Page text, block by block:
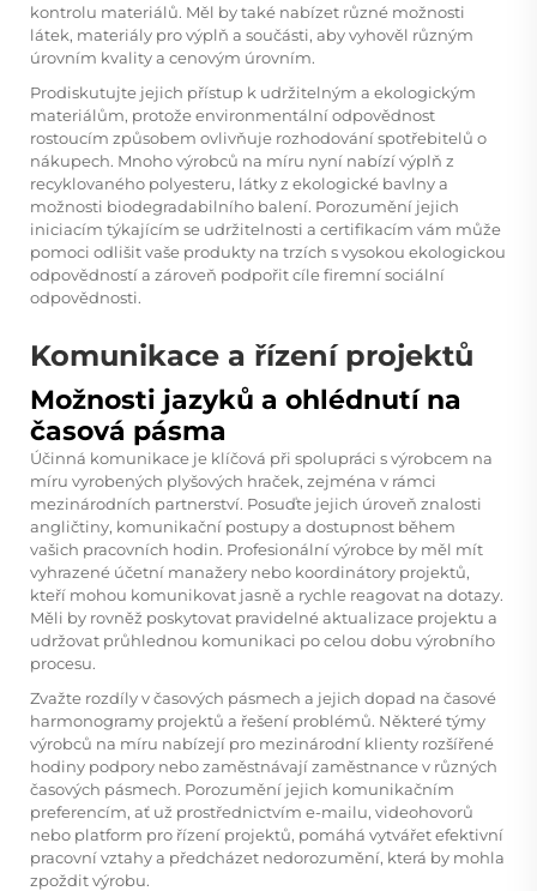
kontrolu materiálů. Měl by také nabízet různé možnosti
látek, materiály pro výplň a součásti, aby vyhověl různým
úrovním kvality a cenovým úrovním.
Prodiskutujte jejich přístup k udržitelným a ekologickým
materiálům, protože environmentální odpovědnost
rostoucím způsobem ovlivňuje rozhodování spotřebitelů o
nákupech. Mnoho výrobců na míru nyní nabízí výplň z
recyklovaného polyesteru, látky z ekologické bavlny a
možnosti biodegradabilního balení. Porozumění jejich
iniciacím týkajícím se udržitelnosti a certifikacím vám může
pomoci odlišit vaše produkty na trzích s vysokou ekologickou
odpovědností a zároveň podpořit cíle firemní sociální
odpovědnosti.
Komunikace a řízení projektů
Možnosti jazyků a ohlédnutí na
časová pásma
Účinná komunikace je klíčová při spolupráci s výrobcem na
míru vyrobených plyšových hraček, zejména v rámci
mezinárodních partnerství. Posuďte jejich úroveň znalosti
angličtiny, komunikační postupy a dostupnost během
vašich pracovních hodin. Profesionální výrobce by měl mít
vyhrazené účetní manažery nebo koordinátory projektů,
kteří mohou komunikovat jasně a rychle reagovat na dotazy.
Měli by rovněž poskytovat pravidelné aktualizace projektu a
udržovat průhlednou komunikaci po celou dobu výrobního
procesu.
Zvažte rozdíly v časových pásmech a jejich dopad na časové
harmonogramy projektů a řešení problémů. Některé týmy
výrobců na míru nabízejí pro mezinárodní klienty rozšířené
hodiny podpory nebo zaměstnávají zaměstnance v různých
časových pásmech. Porozumění jejich komunikačním
preferencím, ať už prostřednictvím e-mailu, videohovorů
nebo platform pro řízení projektů, pomáhá vytvářet efektivní
pracovní vztahy a předcházet nedorozumění, která by mohla
zpoždit výrobu.